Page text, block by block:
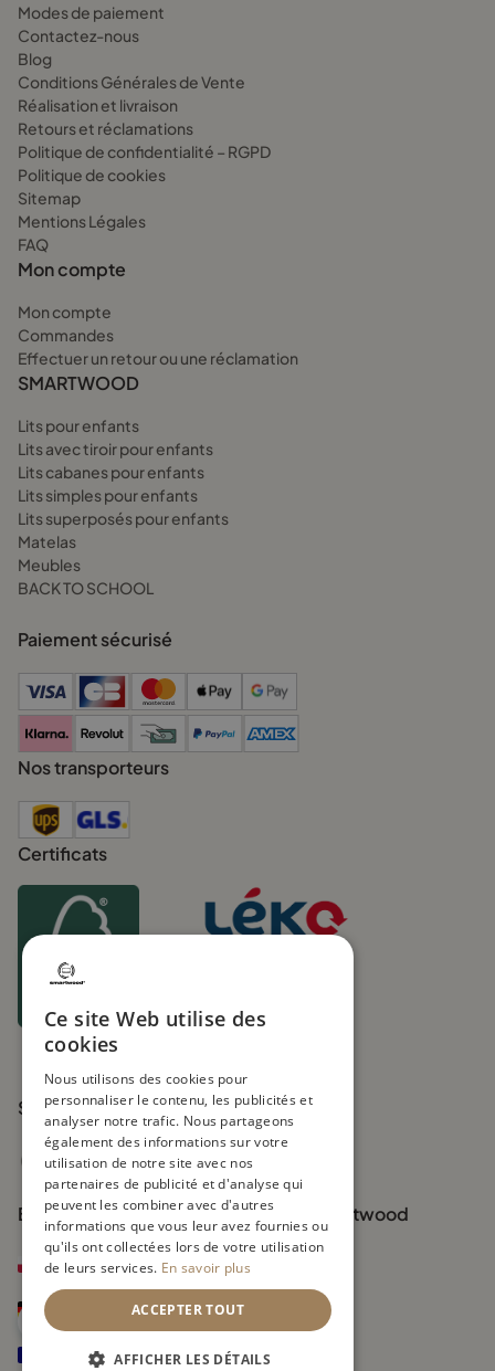
Modes de paiement
Contactez-nous
Blog
Conditions Générales de Vente
Réalisation et livraison
Retours et réclamations
Politique de confidentialité – RGPD
Politique de cookies
Sitemap
Mentions Légales
FAQ
Mon compte
Mon compte
Commandes
Effectuer un retour ou une réclamation
SMARTWOOD
Lits pour enfants
Lits avec tiroir pour enfants
Lits cabanes pour enfants
Lits simples pour enfants
Lits superposés pour enfants
Matelas
Meubles
BACK TO SCHOOL
Paiement sécurisé
Nos transporteurs
Certificats
Suivez-nous
Boutiques officielles de la marque Smartwood
smartwood.pl
smartwood.de
smartwoodkids.fr
Ce site Web utilise des
cookies
Nous utilisons des cookies pour
personnaliser le contenu, les publicités et
analyser notre trafic. Nous partageons
également des informations sur votre
utilisation de notre site avec nos
partenaires de publicité et d'analyse qui
peuvent les combiner avec d'autres
informations que vous leur avez fournies ou
qu'ils ont collectées lors de votre utilisation
de leurs services. En savoir plus
ACCEPTER TOUT
AFFICHER LES DÉTAILS